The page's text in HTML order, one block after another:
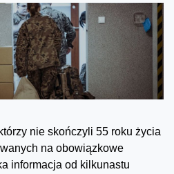
nie skończyli 55 roku życia
na obowiązkowe
informacja od kilkunastu